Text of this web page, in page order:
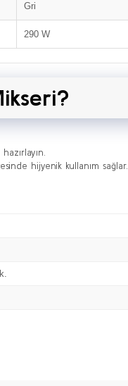
Gri
290 W
hijyenik kullanım sağlar.